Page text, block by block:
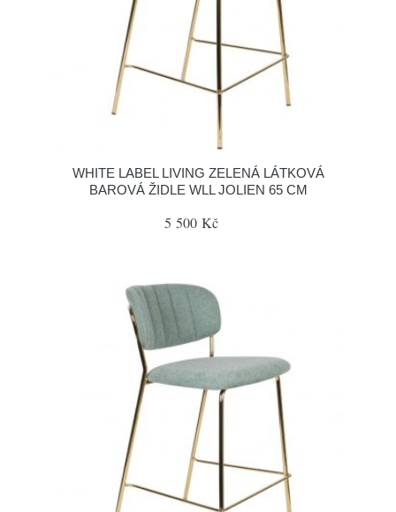
WHITE LABEL LIVING ZELENÁ LÁTKOVÁ
BAROVÁ ŽIDLE WLL JOLIEN 65 CM
5 500 Kč